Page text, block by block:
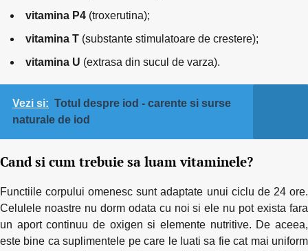
vitamina P4 (troxerutina);
vitamina T (substante stimulatoare de crestere);
vitamina U (extrasa din sucul de varza).
Vezi si: Totul despre iod - carente si surse
naturale de iod
Cand si cum trebuie sa luam vitaminele?
Functiile corpului omenesc sunt adaptate unui ciclu de 24 ore.
Celulele noastre nu dorm odata cu noi si ele nu pot exista fara
un aport continuu de oxigen si elemente nutritive. De aceea,
este bine ca suplimentele pe care le luati sa fie cat mai uniform